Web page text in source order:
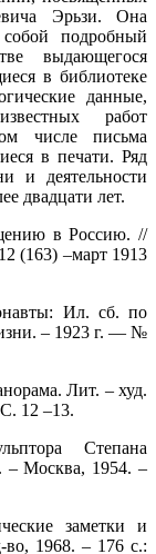
Эрьзи. Она
собой подробный
выдающегося
в библиотеке
данные,
работ
числе письма
в печати. Ряд
и деятельности
двадцати лет.
в Россию. //
(163) –март 1913
Ил. сб. по
– 1923 г. — №
Лит. – худ.
12 –13.
Степана
– Москва, 1954. –
заметки и
1968. – 176 с.: